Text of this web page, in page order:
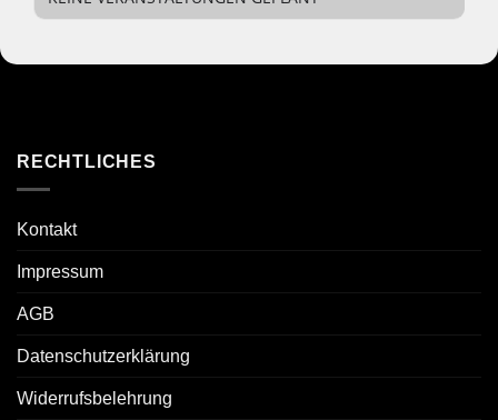
RECHTLICHES
Kontakt
Impressum
AGB
Datenschutzerklärung
Widerrufsbelehrung